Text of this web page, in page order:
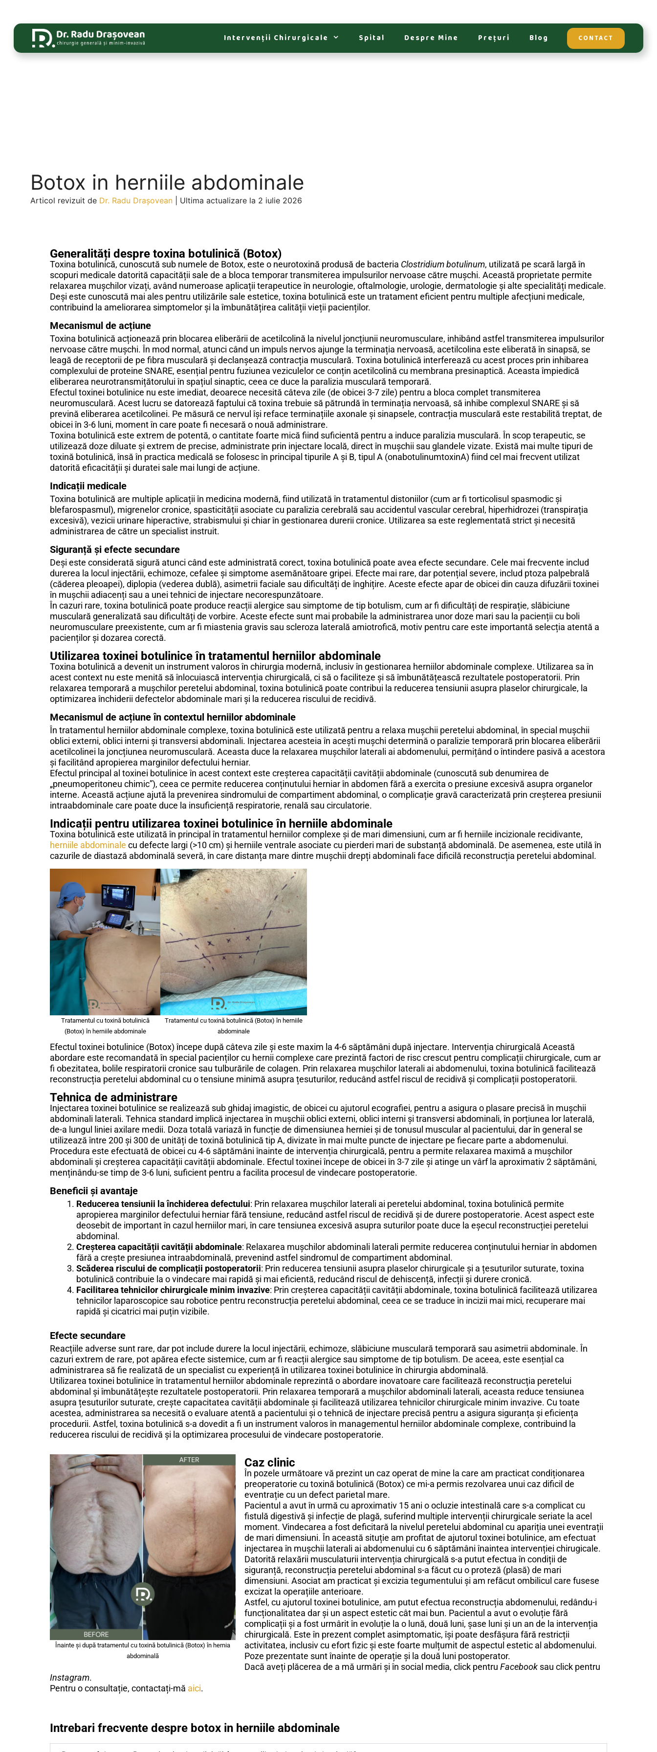
Intervenții Chirurgicale Spital Despre Mine Prețuri Blog CONTACT
Botox in herniile abdominale
Articol revizuit de Dr. Radu Drașovean Ultima actualizare la 2 iulie 2026
Generalități despre toxina botulinică (Botox)
Toxina botulinică, cunoscută sub numele de Botox, este o neurotoxină produsă de bacteria Clostridium botulinum, utilizată pe scară largă în
scopuri medicale datorită capacității sale de a bloca temporar transmiterea impulsurilor nervoase către mușchi. Această proprietate permite
relaxarea mușchilor vizați, având numeroase aplicații terapeutice în neurologie, oftalmologie, urologie, dermatologie și alte specialități medicale.
Deși este cunoscută mai ales pentru utilizările sale estetice, toxina botulinică este un tratament eficient pentru multiple afecțiuni medicale,
contribuind la ameliorarea simptomelor și la îmbunătățirea calității vieții pacienților.
Mecanismul de acțiune
Toxina botulinică acționează prin blocarea eliberării de acetilcolină la nivelul joncțiunii neuromusculare, inhibând astfel transmiterea impulsurilor
nervoase către mușchi. În mod normal, atunci când un impuls nervos ajunge la terminația nervoasă, acetilcolina este eliberată în sinapsă, se
leagă de receptorii de pe fibra musculară și declanșează contracția musculară. Toxina botulinică interferează cu acest proces prin inhibarea
complexului de proteine SNARE, esențial pentru fuziunea veziculelor ce conțin acetilcolină cu membrana presinaptică. Aceasta împiedică
eliberarea neurotransmițătorului în spațiul sinaptic, ceea ce duce la paralizia musculară temporară.
Efectul toxinei botulinice nu este imediat, deoarece necesită câteva zile (de obicei 3-7 zile) pentru a bloca complet transmiterea
neuromusculară. Acest lucru se datorează faptului că toxina trebuie să pătrundă în terminația nervoasă, să inhibe complexul SNARE și să
prevină eliberarea acetilcolinei. Pe măsură ce nervul își reface terminațiile axonale și sinapsele, contracția musculară este restabilită treptat, de
obicei în 3-6 luni, moment în care poate fi necesară o nouă administrare.
Toxina botulinică este extrem de potentă, o cantitate foarte mică fiind suficientă pentru a induce paralizia musculară. În scop terapeutic, se
utilizează doze diluate și extrem de precise, administrate prin injectare locală, direct în mușchii sau glandele vizate. Există mai multe tipuri de
toxină botulinică, însă în practica medicală se folosesc în principal tipurile A și B, tipul A (onabotulinumtoxinA) fiind cel mai frecvent utilizat
datorită eficacității și duratei sale mai lungi de acțiune.
Indicații medicale
Toxina botulinică are multiple aplicații în medicina modernă, fiind utilizată în tratamentul distoniilor (cum ar fi torticolisul spasmodic și
blefarospasmul), migrenelor cronice, spasticității asociate cu paralizia cerebrală sau accidentul vascular cerebral, hiperhidrozei (transpirația
excesivă), vezicii urinare hiperactive, strabismului și chiar în gestionarea durerii cronice. Utilizarea sa este reglementată strict și necesită
administrarea de către un specialist instruit.
Siguranță și efecte secundare
Deși este considerată sigură atunci când este administrată corect, toxina botulinică poate avea efecte secundare. Cele mai frecvente includ
durerea la locul injectării, echimoze, cefalee și simptome asemănătoare gripei. Efecte mai rare, dar potențial severe, includ ptoza palpebrală
(căderea pleoapei), diplopia (vederea dublă), asimetrii faciale sau dificultăți de înghițire. Aceste efecte apar de obicei din cauza difuzării toxinei
în mușchii adiacenți sau a unei tehnici de injectare necorespunzătoare.
În cazuri rare, toxina botulinică poate produce reacții alergice sau simptome de tip botulism, cum ar fi dificultăți de respirație, slăbiciune
musculară generalizată sau dificultăți de vorbire. Aceste efecte sunt mai probabile la administrarea unor doze mari sau la pacienții cu boli
neuromusculare preexistente, cum ar fi miastenia gravis sau scleroza laterală amiotrofică, motiv pentru care este importantă selecția atentă a
pacienților și dozarea corectă.
Utilizarea toxinei botulinice în tratamentul herniilor abdominale
Toxina botulinică a devenit un instrument valoros în chirurgia modernă, inclusiv în gestionarea herniilor abdominale complexe. Utilizarea sa în
acest context nu este menită să înlocuiască intervenția chirurgicală, ci să o faciliteze și să îmbunătățească rezultatele postoperatorii. Prin
relaxarea temporară a mușchilor peretelui abdominal, toxina botulinică poate contribui la reducerea tensiunii asupra plaselor chirurgicale, la
optimizarea închiderii defectelor abdominale mari și la reducerea riscului de recidivă.
Mecanismul de acțiune în contextul herniilor abdominale
În tratamentul herniilor abdominale complexe, toxina botulinică este utilizată pentru a relaxa mușchii peretelui abdominal, în special mușchii
oblici externi, oblici interni și transversi abdominali. Injectarea acesteia în acești mușchi determină o paralizie temporară prin blocarea eliberării
acetilcolinei la joncțiunea neuromusculară. Aceasta duce la relaxarea mușchilor laterali ai abdomenului, permițând o întindere pasivă a acestora
și facilitând apropierea marginilor defectului herniar.
Efectul principal al toxinei botulinice în acest context este creșterea capacității cavității abdominale (cunoscută sub denumirea de
„pneumoperitoneu chimic”), ceea ce permite reducerea conținutului herniar în abdomen fără a exercita o presiune excesivă asupra organelor
interne. Această acțiune ajută la prevenirea sindromului de compartiment abdominal, o complicație gravă caracterizată prin creșterea presiunii
intraabdominale care poate duce la insuficiență respiratorie, renală sau circulatorie.
Indicații pentru utilizarea toxinei botulinice în herniile abdominale
Toxina botulinică este utilizată în principal în tratamentul herniilor complexe și de mari dimensiuni, cum ar fi herniile incizionale recidivante,
herniile abdominale cu defecte largi (>10 cm) și herniile ventrale asociate cu pierderi mari de substanță abdominală. De asemenea, este utilă în
cazurile de diastază abdominală severă, în care distanța mare dintre mușchii drepți abdominali face dificilă reconstrucția peretelui abdominal.
Tratamentul cu toxină botulinică
(Botox) în herniile abdominale
Tratamentul cu toxină botulinică (Botox) în herniile
abdominale
Efectul toxinei botulinice (Botox) începe după câteva zile și este maxim la 4-6 săptămâni după injectare. Intervenția chirurgicală Această
abordare este recomandată în special pacienților cu hernii complexe care prezintă factori de risc crescut pentru complicații chirurgicale, cum ar
fi obezitatea, bolile respiratorii cronice sau tulburările de colagen. Prin relaxarea mușchilor laterali ai abdomenului, toxina botulinică facilitează
reconstrucția peretelui abdominal cu o tensiune minimă asupra țesuturilor, reducând astfel riscul de recidivă și complicații postoperatorii.
Tehnica de administrare
Injectarea toxinei botulinice se realizează sub ghidaj imagistic, de obicei cu ajutorul ecografiei, pentru a asigura o plasare precisă în mușchii
abdominali laterali. Tehnica standard implică injectarea în mușchii oblici externi, oblici interni și transversi abdominali, în porțiunea lor laterală,
de-a lungul liniei axilare medii. Doza totală variază în funcție de dimensiunea herniei și de tonusul muscular al pacientului, dar în general se
utilizează între 200 și 300 de unități de toxină botulinică tip A, divizate în mai multe puncte de injectare pe fiecare parte a abdomenului.
Procedura este efectuată de obicei cu 4-6 săptămâni înainte de intervenția chirurgicală, pentru a permite relaxarea maximă a mușchilor
abdominali și creșterea capacității cavității abdominale. Efectul toxinei începe de obicei în 3-7 zile și atinge un vârf la aproximativ 2 săptămâni,
menținându-se timp de 3-6 luni, suficient pentru a facilita procesul de vindecare postoperatorie.
Beneficii și avantaje
Reducerea tensiunii la închiderea defectului: Prin relaxarea mușchilor laterali ai peretelui abdominal, toxina botulinică permite
apropierea marginilor defectului herniar fără tensiune, reducând astfel riscul de recidivă și de durere postoperatorie. Acest aspect este
deosebit de important în cazul herniilor mari, în care tensiunea excesivă asupra suturilor poate duce la eșecul reconstrucției peretelui
abdominal.
Creșterea capacității cavității abdominale: Relaxarea mușchilor abdominali laterali permite reducerea conținutului herniar în abdomen
fără a crește presiunea intraabdominală, prevenind astfel sindromul de compartiment abdominal.
Scăderea riscului de complicații postoperatorii: Prin reducerea tensiunii asupra plaselor chirurgicale și a țesuturilor suturate, toxina
botulinică contribuie la o vindecare mai rapidă și mai eficientă, reducând riscul de dehiscență, infecții și durere cronică.
Facilitarea tehnicilor chirurgicale minim invazive: Prin creșterea capacității cavității abdominale, toxina botulinică facilitează utilizarea
tehnicilor laparoscopice sau robotice pentru reconstrucția peretelui abdominal, ceea ce se traduce în incizii mai mici, recuperare mai
rapidă și cicatrici mai puțin vizibile.
Efecte secundare
Reacțiile adverse sunt rare, dar pot include durere la locul injectării, echimoze, slăbiciune musculară temporară sau asimetrii abdominale. În
cazuri extrem de rare, pot apărea efecte sistemice, cum ar fi reacții alergice sau simptome de tip botulism. De aceea, este esențial ca
administrarea să fie realizată de un specialist cu experiență în utilizarea toxinei botulinice în chirurgia abdominală.
Utilizarea toxinei botulinice în tratamentul herniilor abdominale reprezintă o abordare inovatoare care facilitează reconstrucția peretelui
abdominal și îmbunătățește rezultatele postoperatorii. Prin relaxarea temporară a mușchilor abdominali laterali, aceasta reduce tensiunea
asupra țesuturilor suturate, crește capacitatea cavității abdominale și facilitează utilizarea tehnicilor chirurgicale minim invazive. Cu toate
acestea, administrarea sa necesită o evaluare atentă a pacientului și o tehnică de injectare precisă pentru a asigura siguranța și eficiența
procedurii. Astfel, toxina botulinică s-a dovedit a fi un instrument valoros în managementul herniilor abdominale complexe, contribuind la
reducerea riscului de recidivă și la optimizarea procesului de vindecare postoperatorie.
Înainte și după tratamentul cu toxină botulinică (Botox) în hernia
abdominală
Caz clinic
În pozele următoare vă prezint un caz operat de mine la care am practicat condiționarea
preoperatorie cu toxină botulinică (Botox) ce mi-a permis rezolvarea unui caz dificil de
eventrație cu un defect parietal mare.
Pacientul a avut în urmă cu aproximativ 15 ani o ocluzie intestinală care s-a complicat cu
fistulă digestivă și infecție de plagă, suferind multiple intervenții chirurgicale seriate la acel
moment. Vindecarea a fost deficitară la nivelul peretelui abdominal cu apariția unei eventrații
de mari dimensiuni. În această situție am profitat de ajutorul toxinei botulinice, am efectuat
injectarea în mușchii laterali ai abdomenului cu 6 săptămâni înaintea intervenției chirugicale.
Datorită relaxării musculaturii intervenția chirurgicală s-a putut efectua în condiții de
siguranță, reconstrucția peretelui abdominal s-a făcut cu o proteză (plasă) de mari
dimensiuni. Asociat am practicat și excizia tegumentului și am refăcut ombilicul care fusese
excizat la operațiile anterioare.
Astfel, cu ajutorul toxinei botulinice, am putut efectua reconstrucția abdomenului, redându-i
funcționalitatea dar și un aspect estetic cât mai bun. Pacientul a avut o evoluție fără
complicații și a fost urmârit în evoluție la o lună, două luni, șase luni și un an de la intervenția
chirurgicală. Este în prezent complet asimptomatic, își poate desfășura fără restricții
activitatea, inclusiv cu efort fizic și este foarte mulțumit de aspectul estetic al abdomenului.
Poze prezentate sunt înainte de operație și la două luni postoperator.
Dacă aveți plăcerea de a mă urmări și în social media, click pentru Facebook sau click pentru
Instagram.
Pentru o consultație, contactați-mă aici.
Intrebari frecvente despre botox in herniile abdominale